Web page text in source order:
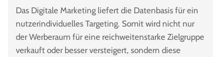
Das Digitale Marketing liefert die Datenbasis für ein
nutzerindividuelles Targeting. Somit wird nicht nur
der Werberaum für eine reichweitenstarke Zielgruppe
verkauft oder besser versteigert, sondern diese